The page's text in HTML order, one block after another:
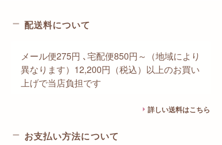
配送料について
メール便275円 ､宅配便850円～（地域により
異なります）12,200円（税込）以上のお買い
上げで当店負担です
詳しい送料はこちら
お支払い方法について